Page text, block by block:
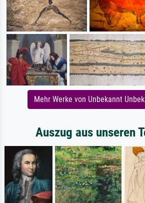
Mehr Werke von Unbekannt
Auszug aus unseren